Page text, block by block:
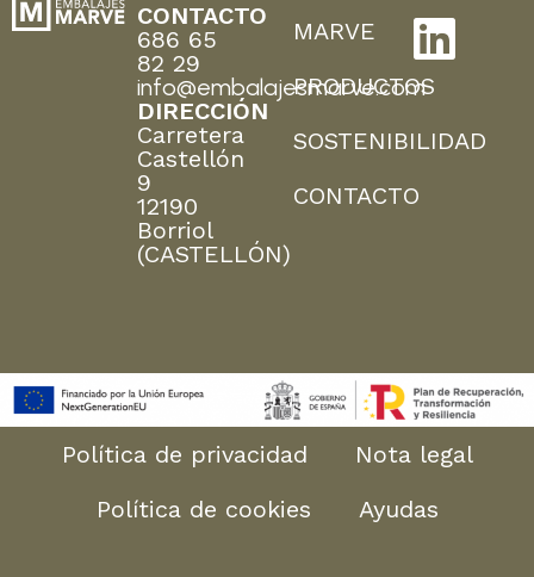
CONTACTO
686 65
82 29
info@embalajesmarve.com
DIRECCIÓN
Carretera
Castellón
9
12190
Borriol
(CASTELLÓN)
MARVE
PRODUCTOS
SOSTENIBILIDAD
CONTACTO
Política de privacidad
Nota legal
Política de cookies
Ayudas